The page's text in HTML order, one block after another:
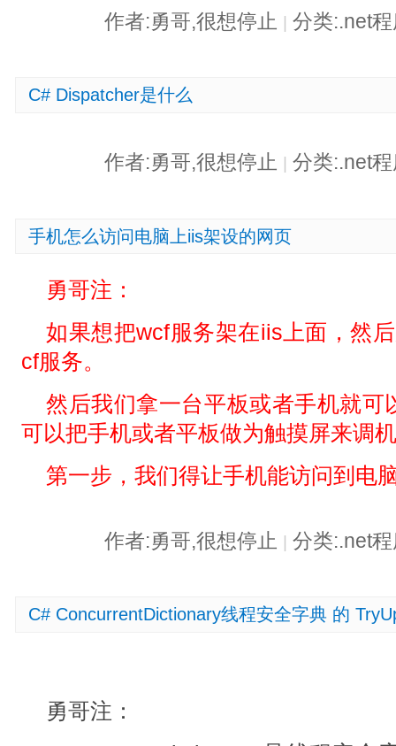
作者:勇哥,很想停止 分类:.net
C# Dispatcher是什么
作者:勇哥,很想停止 分类:.net
手机怎么访问电脑上iis架设的网页
勇哥注：
如果想把wcf服务架在iis上面，然
cf服务。
然后我们拿一台平板或者手机就可
可以把手机或者平板做为触摸屏来调
第一步，我们得让手机能访问到电
作者:勇哥,很想停止 分类:.net
C# ConcurrentDictionary线程安全字典 的
勇哥注：